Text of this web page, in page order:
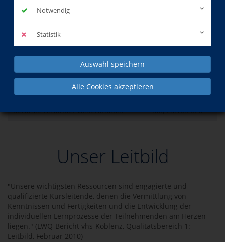
Notwendig
Statistik
Auswahl speichern
Alle Cookies akzeptieren
Kurse der Dozentin
Keramik der Kulturen Mi., 30.09.2026
Keramik verbindet Generationen Mi., 28.10.2026
Unser Leitbild
"Unsere wichtigsten Ressourcen sind engagierte und
qualifizierte Kursleitende, denen die Vermittlung von
Kenntnissen und Fertigkeiten und die Entwicklung der
individuellen Lernprozesse der Teilnehmenden am Herzen
liegen." (LWQ-Bericht vhs-Koblenz, Qualitätsbereich 1:
Leitbild, Februar 2010)